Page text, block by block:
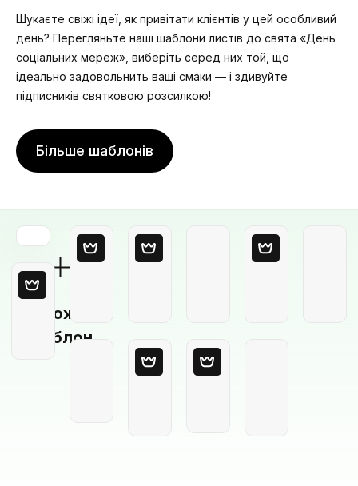
Шукаєте свіжі ідеї, як привітати клієнтів у цей особливий
день? Перегляньте наші шаблони листів до свята «День
соціальних мереж», виберіть серед них той, що
ідеально задовольнить ваші смаки — і здивуйте
підписників святковою розсилкою!
Більше шаблонів
Порожній
шаблон